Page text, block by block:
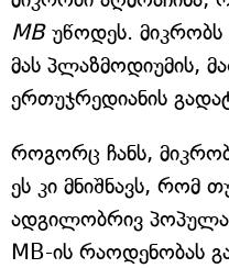
MBუწოდეს. მიკრობს
მას პლაზმოდიუმის,
ერთუჯრედიანის
როგორც ჩანს,
ეს კი მნიშნავს, რომ
ადგილობრივ
MB-ის რაოდენობას